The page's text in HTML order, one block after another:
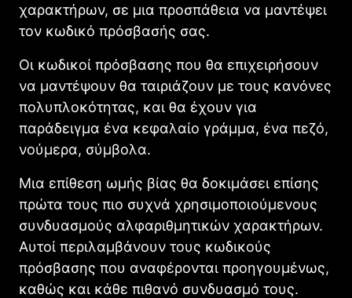
χαρακτήρων, σε μια προσπάθεια να μαντέψει
τον κωδικό πρόσβασής σας.
Οι κωδικοί πρόσβασης που θα επιχειρήσουν
να μαντέψουν θα ταιριάζουν με τους κανόνες
πολυπλοκότητας, και θα έχουν για
παράδειγμα ένα κεφαλαίο γράμμα, ένα πεζό,
νούμερα, σύμβολα.
Μια επίθεση ωμής βίας θα δοκιμάσει επίσης
πρώτα τους πιο συχνά χρησιμοποιούμενους
συνδυασμούς αλφαριθμητικών χαρακτήρων.
Αυτοί περιλαμβάνουν τους κωδικούς
πρόσβασης που αναφέρονται προηγουμένως,
καθώς και κάθε πιθανό συνδυασμό τους.